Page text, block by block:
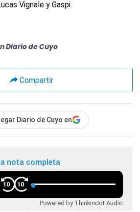
Diario de Cuyo
Compartir
Diario de Cuyo en
nota completa
10 10
Powered by Thinkindot Audio